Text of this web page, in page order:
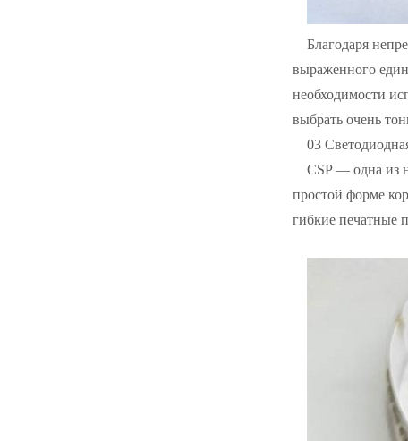
Благодаря
выраженного
необходимости
выбрать очень
03
CSP — одна из
простой форме
гибкие печатные